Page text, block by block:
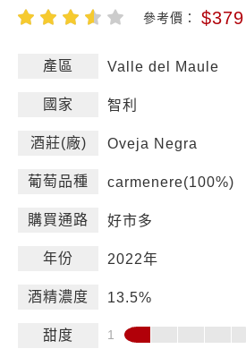
參考價： $379
產區 Valle del Maule
國家 智利
酒莊(廠) Oveja Negra
葡萄品種 carmenere(100%)
購買通路 好市多
年份 2022年
酒精濃度 13.5%
甜度